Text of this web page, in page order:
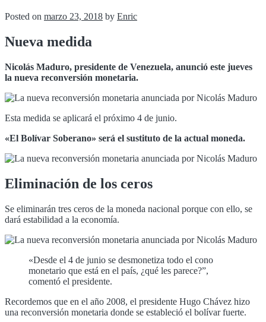
Posted on marzo 23, 2018 by Enric
Nueva medida
Nicolás Maduro, presidente de Venezuela, anunció este jueves
la nueva reconversión monetaria.
Esta medida se aplicará el próximo 4 de junio.
«El Bolívar Soberano» será el sustituto de la actual moneda.
Eliminación de los ceros
Se eliminarán tres ceros de la moneda nacional porque con ello, se
dará estabilidad a la economía.
«Desde el 4 de junio se desmonetiza todo el cono
monetario que está en el país, ¿qué les parece?”,
comentó el presidente.
Recordemos que en el año 2008, el presidente Hugo Chávez hizo
una reconversión monetaria donde se estableció el bolívar fuerte.